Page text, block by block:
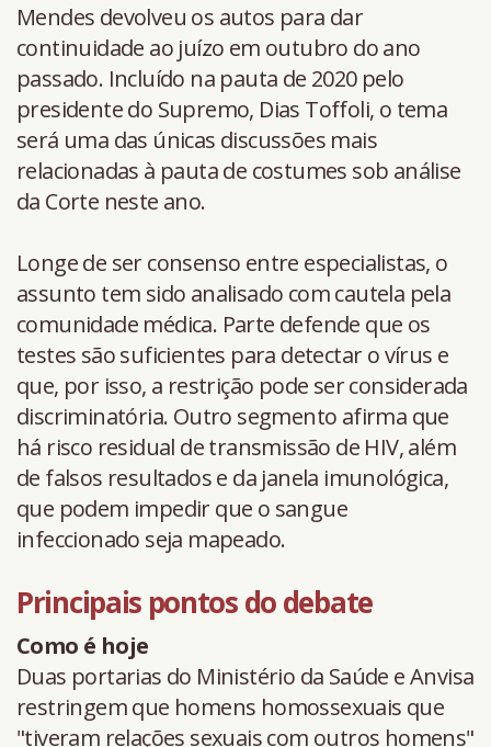
Mendes devolveu os autos para dar
continuidade ao juízo em outubro do ano
passado. Incluído na pauta de 2020 pelo
presidente do Supremo, Dias Toffoli, o tema
será uma das únicas discussões mais
relacionadas à pauta de costumes sob análise
da Corte neste ano.
Longe de ser consenso entre especialistas, o
assunto tem sido analisado com cautela pela
comunidade médica. Parte defende que os
testes são suficientes para detectar o vírus e
que, por isso, a restrição pode ser considerada
discriminatória. Outro segmento afirma que
há risco residual de transmissão de HIV, além
de falsos resultados e da janela imunológica,
que podem impedir que o sangue
infeccionado seja mapeado.
Principais pontos do debate
Como é hoje
Duas portarias do Ministério da Saúde e Anvisa
restringem que homens homossexuais que
"tiveram relações sexuais com outros homens"